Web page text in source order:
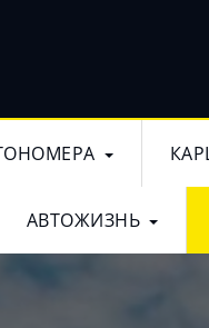
АВТОЖИЗНЬ